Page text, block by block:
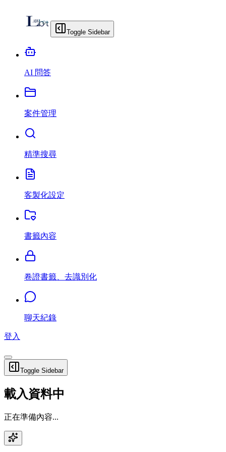
Toggle Sidebar
AI 問答
案件管理
精準搜尋
客製化設定
書籤內容
卷證書籤、去識別化
聊天紀錄
登入
Toggle Sidebar
載入資料中
正在準備內容...